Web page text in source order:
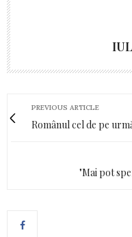
PREVIOUS ARTICLE
Românul cel de pe
"Mai pot